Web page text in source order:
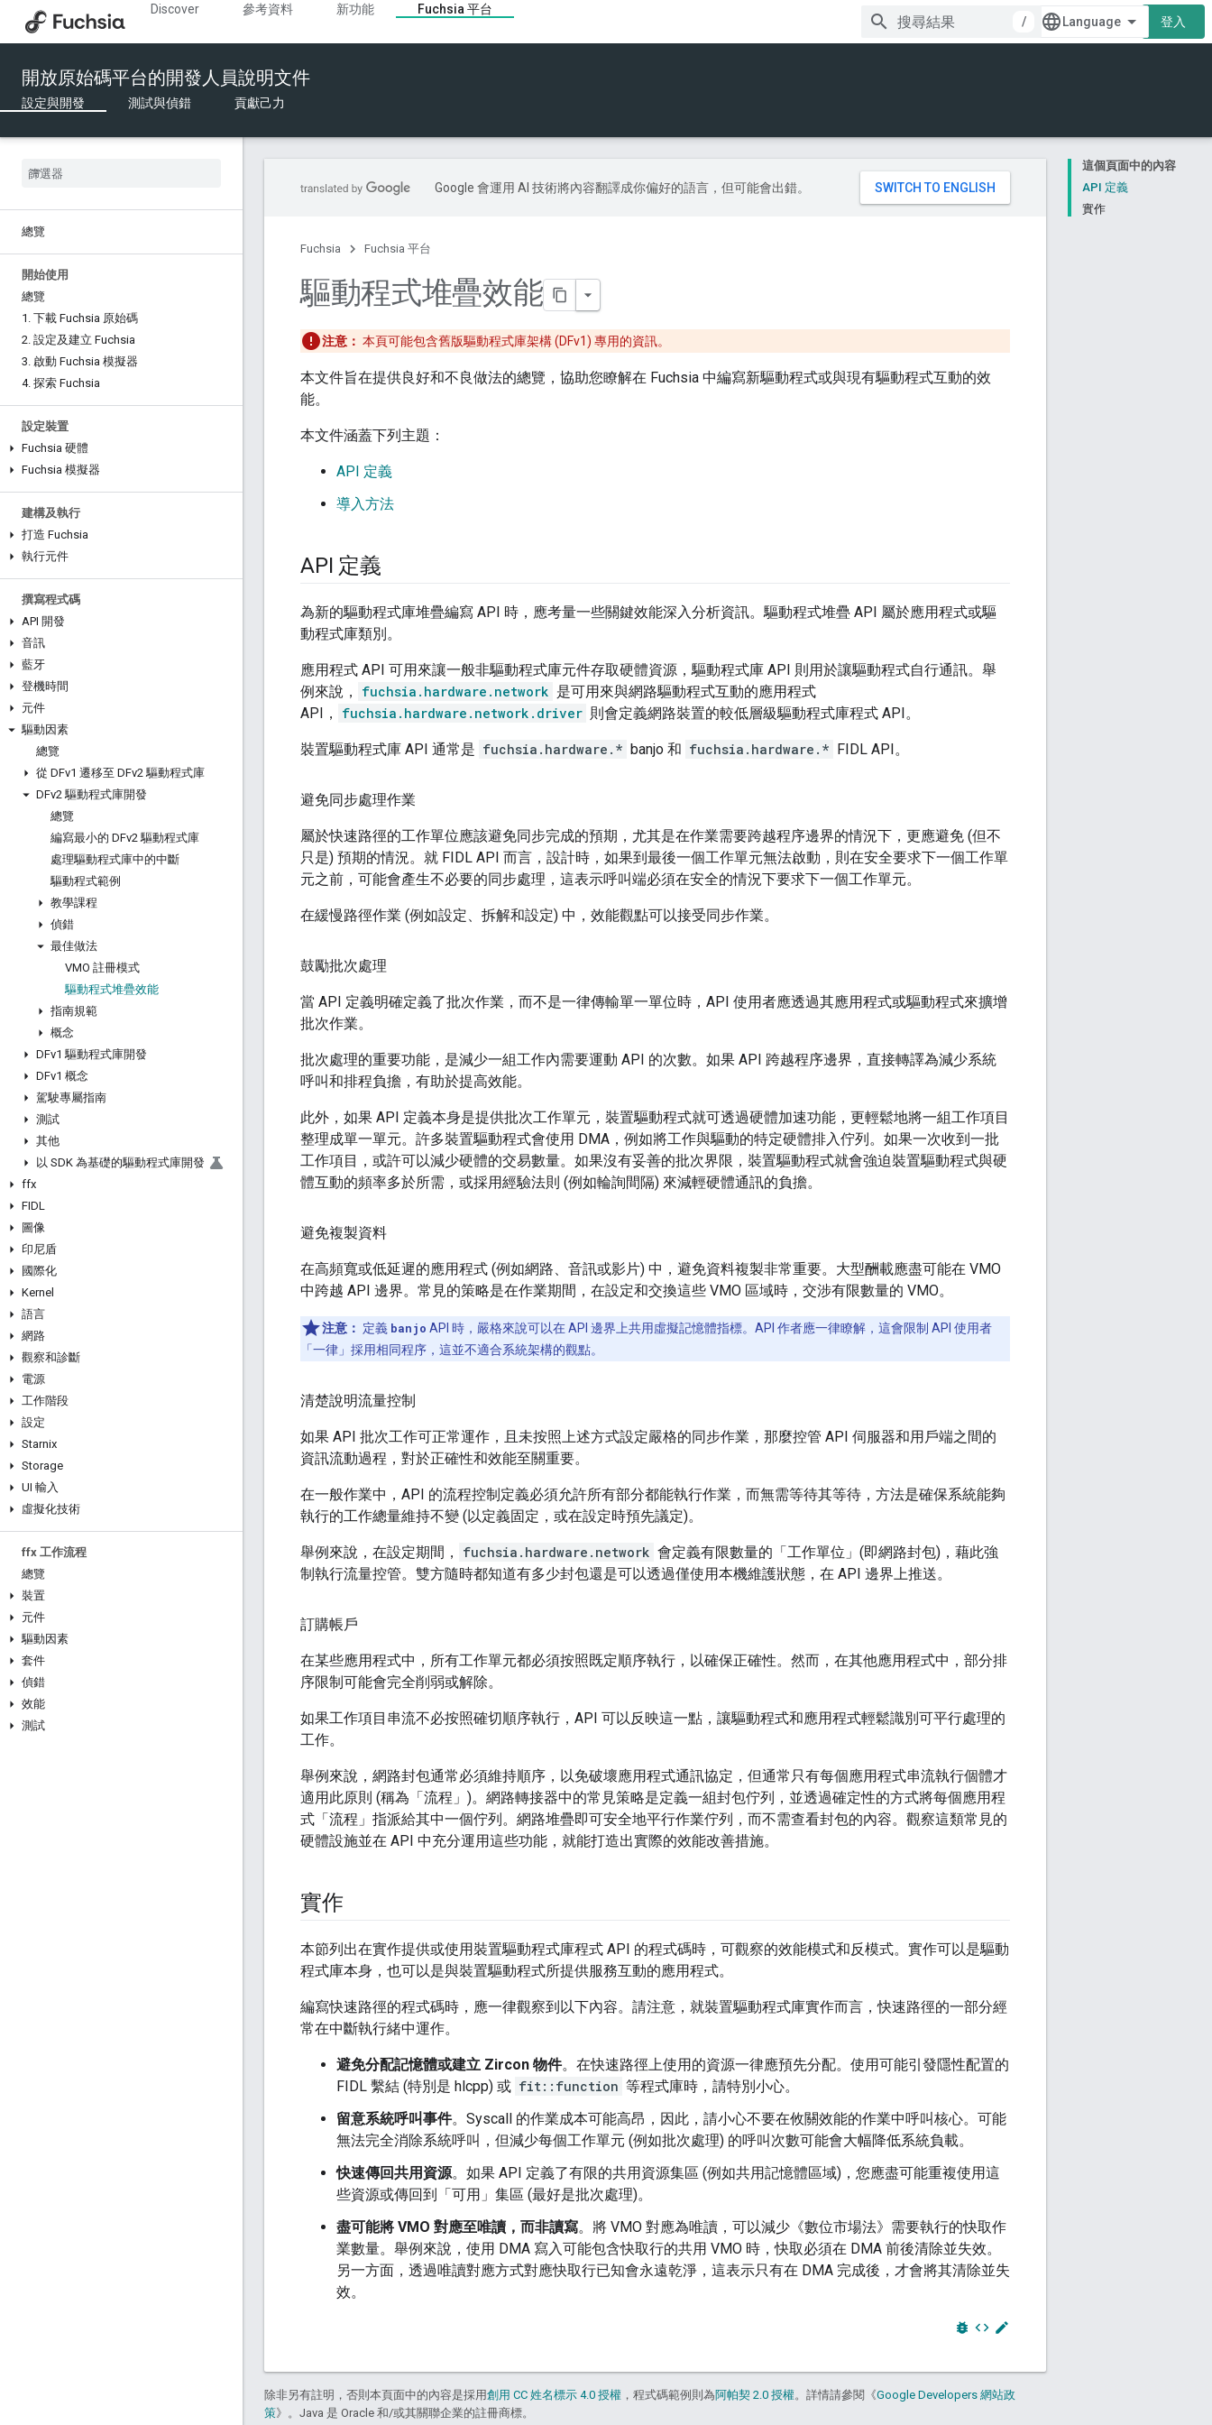
Discover 參考資料 新功能
Fuchsia 平台
/
登入
開放原始碼平台的開發人員說明文件
設定與開發 測試與偵錯 貢獻己力
總覽
開始使用
總覽
1 . 下載 Fuchsia 原始碼
2. 設定及建立 Fuchsia
3. 啟動 Fuchsia 模擬器
4. 探索 Fuchsia
設定裝置
Fuchsia 硬體
Fuchsia 模擬器
建構及執行
打造 Fuchsia
執行元件
撰寫程式碼
API 開發
音訊
藍牙
登機時間
元件
驅動因素
總覽
從 DFv1 遷移至 DFv2 驅動程式庫
DFv2 驅動程式庫開發
總覽
編寫最小的 DFv2 驅動程式庫
處理驅動程式庫中的中斷
驅動程式範例
教學課程
偵錯
最佳做法
VMO 註冊模式
驅動程式堆疊效能
指南規範
概念
DFv1 驅動程式庫開發
DFv1 概念
駕駛專屬指南
測試
其他
以 SDK 為基礎的驅動程式庫開發
ffx
FIDL
圖像
印尼盾
國際化
Kernel
語言
網路
觀察和診斷
電源
工作階段
設定
Starnix
Storage
UI 輸入
虛擬化技術
ffx 工作流程
總覽
裝置
元件
驅動因素
套件
偵錯
效能
測試
這個頁面中的內容
API 定義
實作
Google 會運用 AI 技術將內容翻譯成你偏好的語言，但可能會出錯。
Fuchsia Fuchsia 平台
驅動程式堆疊效能
注意： 本頁可能包含舊版驅動程式庫架構 (DFv1) 專用的資訊。
本文件旨在提供良好和不良做法的總覽，協助您瞭解在 Fuchsia 中編寫新驅動程式或與現有驅動程式互動的效
能。
本文件涵蓋下列主題：
API 定義
導入方法
API 定義
為新的驅動程式庫堆疊編寫 API 時，應考量一些關鍵效能深入分析資訊。驅動程式堆疊 API 屬於應用程式或驅
動程式庫類別。
應用程式 API 可用來讓一般非驅動程式庫元件存取硬體資源，驅動程式庫 API 則用於讓驅動程式自行通訊。舉
例來說，
fuchsia.hardware.network 是可用來與網路驅動程式互動的應用程式
API，
fuchsia.hardware.network.driver 則會定義網路裝置的較低層級驅動程式庫程式 API。
裝置驅動程式庫 API 通常是 fuchsia.hardware.* banjo 和 fuchsia.hardware.* FIDL API。
避免同步處理作業
屬於快速路徑的工作單位應該避免同步完成的預期，尤其是在作業需要跨越程序邊界的情況下，更應避免 (但不
只是) 預期的情況。就 FIDL API 而言，設計時，如果到最後一個工作單元無法啟動，則在安全要求下一個工作單
元之前，可能會產生不必要的同步處理，這表示呼叫端必須在安全的情況下要求下一個工作單元。
在緩慢路徑作業 (例如設定、拆解和設定) 中，效能觀點可以接受同步作業。
鼓勵批次處理
當 API 定義明確定義了批次作業，而不是一律傳輸單一單位時，API 使用者應透過其應用程式或驅動程式來擴增
批次作業。
批次處理的重要功能，是減少一組工作內需要運動 API 的次數。如果 API 跨越程序邊界，直接轉譯為減少系統
呼叫和排程負擔，有助於提高效能。
此外，如果 API 定義本身是提供批次工作單元，裝置驅動程式就可透過硬體加速功能，更輕鬆地將一組工作項目
整理成單一單元。許多裝置驅動程式會使用 DMA，例如將工作與驅動的特定硬體排入佇列。如果一次收到一批
工作項目，或許可以減少硬體的交易數量。如果沒有妥善的批次界限，裝置驅動程式就會強迫裝置驅動程式與硬
體互動的頻率多於所需，或採用經驗法則 (例如輪詢間隔) 來減輕硬體通訊的負擔。
避免複製資料
在高頻寬或低延遲的應用程式 (例如網路、音訊或影片) 中，避免資料複製非常重要。大型酬載應盡可能在 VMO
中跨越 API 邊界。常見的策略是在作業期間，在設定和交換這些 VMO 區域時，交涉有限數量的 VMO。
注意： 定義 banjo API 時，嚴格來說可以在 API 邊界上共用虛擬記憶體指標。API 作者應一律瞭解，這會限制 API 使用者
「一律」 採用相同程序，這並不適合系統架構的觀點。
清楚說明流量控制
如果 API 批次工作可正常運作，且未按照上述方式設定嚴格的同步作業，那麼控管 API 伺服器和用戶端之間的
資訊流動過程，對於正確性和效能至關重要。
在一般作業中，API 的流程控制定義必須允許所有部分都能執行作業，而無需等待其等待，方法是確保系統能夠
執行的工作總量維持不變 (以定義固定，或在設定時預先議定)。
舉例來說，在設定期間， fuchsia.hardware.network 會定義有限數量的「工作單位」(即網路封包)，藉此強
制執行流量控管。雙方隨時都知道有多少封包還是可以透過僅使用本機維護狀態，在 API 邊界上推送。
訂購帳戶
在某些應用程式中，所有工作單元都必須按照既定順序執行，以確保正確性。然而，在其他應用程式中，部分排
序限制可能會完全削弱或解除。
如果工作項目串流不必按照確切順序執行，API 可以反映這一點，讓驅動程式和應用程式輕鬆識別可平行處理的
工作。
舉例來說，網路封包通常必須維持順序，以免破壞應用程式通訊協定，但通常只有每個應用程式串流執行個體才
適用此原則 (稱為「流程」 )。網路轉接器中的常見策略是定義一組封包佇列，並透過確定性的方式將每個應用程
式「流程」 指派給其中一個佇列。網路堆疊即可安全地平行作業佇列，而不需查看封包的內容。觀察這類常見的
硬體設施並在 API 中充分運用這些功能，就能打造出實際的效能改善措施。
實作
本節列出在實作提供或使用裝置驅動程式庫程式 API 的程式碼時，可觀察的效能模式和反模式。實作可以是驅動
程式庫本身，也可以是與裝置驅動程式所提供服務互動的應用程式。
編寫快速路徑的程式碼時，應一律觀察到以下內容。請注意，就裝置驅動程式庫實作而言，快速路徑的一部分經
常在中斷執行緒中運作。
避免分配記憶體或建立 Zircon 物件。在快速路徑上使用的資源一律應預先分配。使用可能引發隱性配置的
FIDL 繫結 (特別是 hlcpp) 或 fit::function 等程式庫時，請特別小心。
留意系統呼叫事件。Syscall 的作業成本可能高昂，因此，請小心不要在攸關效能的作業中呼叫核心。可能
無法完全消除系統呼叫，但減少每個工作單元 (例如批次處理) 的呼叫次數可能會大幅降低系統負載。
快速傳回共用資源。如果 API 定義了有限的共用資源集區 (例如共用記憶體區域)，您應盡可能重複使用這
些資源或傳回到「可用」集區 (最好是批次處理)。
盡可能將 VMO 對應至唯讀，而非讀寫。將 VMO 對應為唯讀，可以減少《數位市場法》需要執行的快取作
業數量。舉例來說，使用 DMA 寫入可能包含快取行的共用 VMO 時，快取必須在 DMA 前後清除並失效。
另一方面，透過唯讀對應方式對應快取行已知會永遠乾淨，這表示只有在 DMA 完成後，才會將其清除並失
效。
bug_report code edit
除非另有註明，否則本頁面中的內容是採用創用 CC 姓名標示 4.0 授權 ，程式碼範例則為阿帕契 2.0 授權。詳情請參閱《Google Developers 網站政
策》。Java 是 Oracle 和/或其關聯企業的註冊商標。